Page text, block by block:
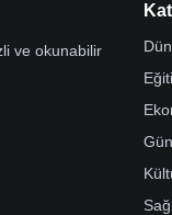
ve okunabilir